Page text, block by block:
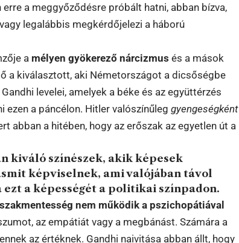
a meggyőződésre próbált hatni, abban bízva,
legalábbis megkérdőjelezi a háború
a mélyen gyökerező nárcizmus és a mások
a kiválasztott, aki Németországot a dicsőségbe
levelei, amelyek a béke és az együttérzés
ezen a páncélon. Hitler valószínűleggyengeségként
abban a hitében, hogy az erőszak az egyetlen út a
kiváló színészek, akik képesek
képviselnek, ami valójában távol
a képességét a politikai színpadon.
nem működik a pszichopátiával
az empátiát vagy a megbánást. Számára a
az értéknek. Gandhi naivitása abban állt, hogy